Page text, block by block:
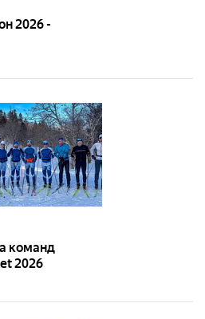
2026 -
команд
2026